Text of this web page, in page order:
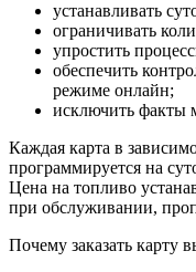
устанавливать
ограничивать
упростить
обеспечить
режиме онлайн;
исключить факты
Каждая карта в
программируется на
Цена на топливо
при обслуживании,
Почему заказать карту